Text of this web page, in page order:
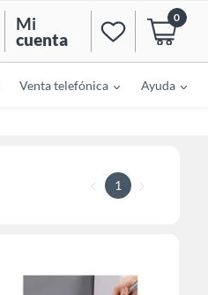
Mi
cuenta
0
Venta telefónica Ayuda
1